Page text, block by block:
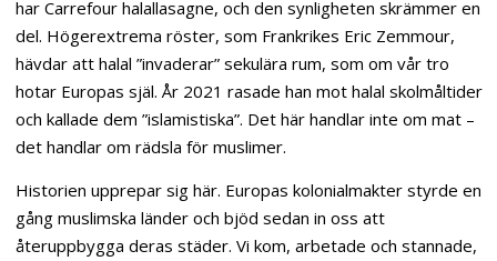
har Carrefour halallasagne, och den synligheten skrämmer en
del. Högerextrema röster, som Frankrikes Eric Zemmour,
hävdar att halal ”invaderar” sekulära rum, som om vår tro
hotar Europas själ. År 2021 rasade han mot halal skolmåltider
och kallade dem ”islamistiska”. Det här handlar inte om mat –
det handlar om rädsla för muslimer.
Historien upprepar sig här. Europas kolonialmakter styrde en
gång muslimska länder och bjöd sedan in oss att
återuppbygga deras städer. Vi kom, arbetade och stannade,